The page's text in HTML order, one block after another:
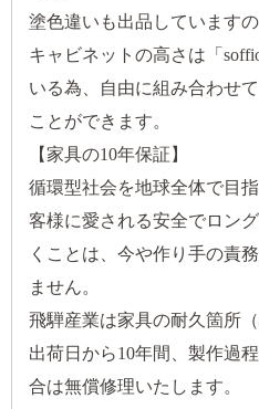
塗色違いも出品しています
キャビネットの高さは「
いる為、自由に組み合わせ
ことができます。
【家具の10年保証】
循環型社会を地球全体で目
客様に愛される安全でロン
くことは、今や作り手の責
ません。
飛騨産業は家具の耐久箇所
出荷日から10年間、製作過
合は無償修理いたします。